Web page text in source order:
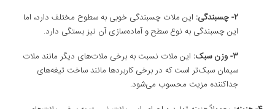
2- چسبندگی
: این ملات چسبندگی خوبی به سطوح مختلف دارد، اما
این چسبندگی به نوع سطح و آماده‌سازی آن نیز بستگی دارد.
3- وزن سبک
: این ملات نسبت به برخی ملات‌های دیگر مانند ملات
سیمان سبک‌تر است که در برخی کاربردها مانند ساخت تیغه‌های
جداکننده مزیت محسوب می‌شود.